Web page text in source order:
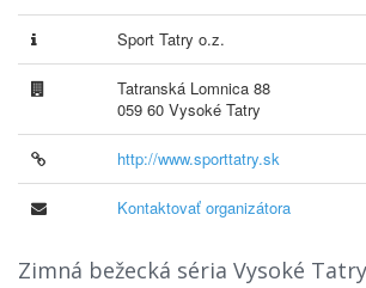
Sport Tatry o.z.
Tatranská Lomnica 88
059 60 Vysoké Tatry
http://www.sporttatry.sk
Kontaktovať organizátora
Zimná bežecká séria Vysoké